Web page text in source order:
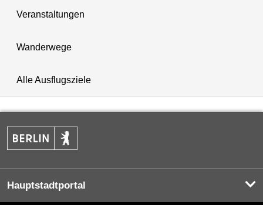
Veranstaltungen
Wanderwege
Alle Ausflugsziele
Hauptstadtportal